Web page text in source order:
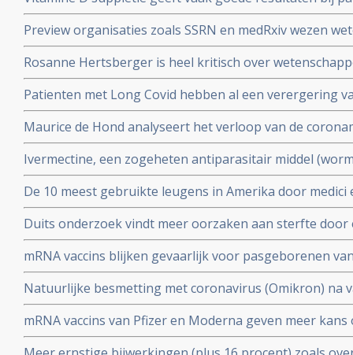
coronavirus - Covid-19 en al opgenomen in het
analyse zien van alle studies wereldwijd
Preview organisaties zoals SSRN en medRxiv wezen
onderzoek af als die afweken van Amerikaans
de maatregelen.
Rosanne Hertsberger is heel kritisch over
gemanipuleeerd zwegen over misvattingen tijdens de
Patienten met Long Covid hebben al een verergering
vermoeidheid, moeite met het reguleren van de
disfunctie, zelfs na een lichte inspanning.
Maurice de Hond analyseert het verloop van de
opeenvolgende artikelen.
Ivermectine, een zogeheten antiparasitair middel
coronavirus - Covid-19 zeer goed te kunnen bestrijden.
studies blijkt zeer grote effectiviteit.
De 10 meest gebruikte leugens in Amerika door
klakkeloos overgenomen rondom het corona virus en
buiten
Duits onderzoek vindt meer oorzaken aan sterfte
hersenen, bloedvaten en hart (myocarditis) bij
overleden net na vaccinatie tegen coronavirus.
mRNA vaccins blijken gevaarlijk voor pasgeborenen
moeders. Minder bloedplasmacellen tast immuniteit
blijkt niet bruikbaar voor stamceltransplantaties.
Natuurlijke besmetting met coronavirus (Omikron) na
bescherming, al zijn er twijfels over bescherming door
varianten van Omikron.
mRNA vaccins van Pfizer en Moderna geven meer
dat ze een ziekenhuisopname voorkomen. Blijkt uit